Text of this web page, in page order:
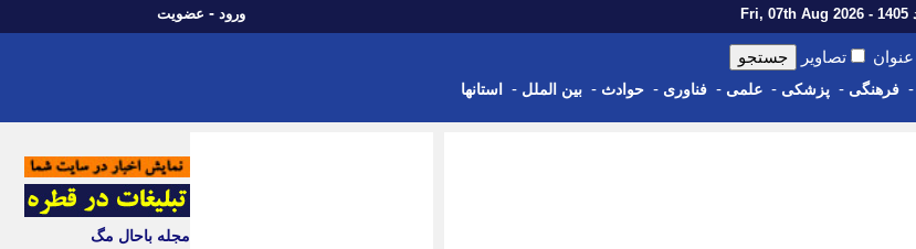
ورود - عضویت
عنوان تصاویر
- فرهنگی - پزشکی - علمی - فناوری - حوادث - بین الملل - استانها
مجله باحال مگ